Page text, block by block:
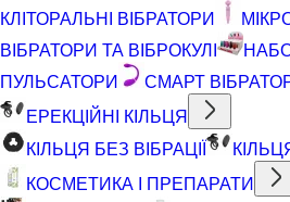
КЛІТОРАЛЬНІ ВІБРАТОРИ
ВІБРАТОРИ ТА ВІБРОКУЛІ
ПУЛЬСАТОРИ
СМАРТ
ЕРЕКЦІЙНІ КІЛЬЦЯ
КІЛЬЦЯ БЕЗ ВІБРАЦІЇ
КОСМЕТИКА І ПРЕПАРАТИ